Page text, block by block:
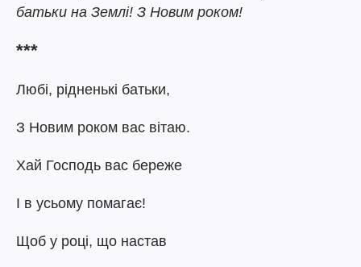
батьки на Землі! З Новим роком!
***
Любі, рідненькі батьки,
З Новим роком вас вітаю.
Хай Господь вас береже
І в усьому помагає!
Щоб у році, що настав